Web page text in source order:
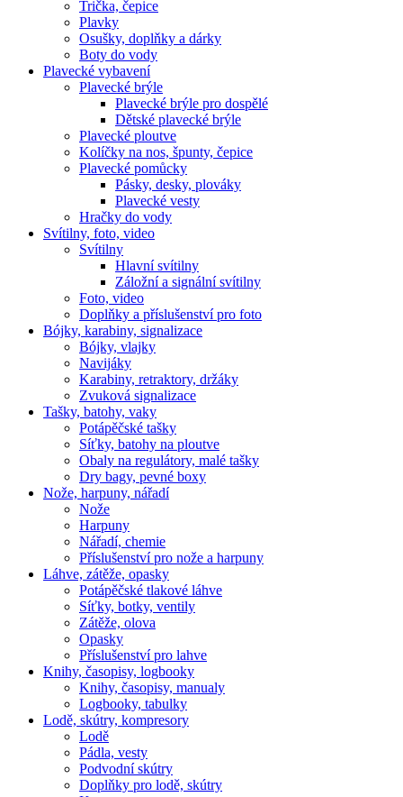
Trička, čepice
Plavky
Osušky, doplňky a dárky
Boty do vody
Plavecké vybavení
Plavecké brýle
Plavecké brýle pro dospělé
Dětské plavecké brýle
Plavecké ploutve
Kolíčky na nos, špunty, čepice
Plavecké pomůcky
Pásky, desky, plováky
Plavecké vesty
Hračky do vody
Svítilny, foto, video
Svítilny
Hlavní svítilny
Záložní a signální svítilny
Foto, video
Doplňky a příslušenství pro foto
Bójky, karabiny, signalizace
Bójky, vlajky
Navijáky
Karabiny, retraktory, držáky
Zvuková signalizace
Tašky, batohy, vaky
Potápěčské tašky
Síťky, batohy na ploutve
Obaly na regulátory, malé tašky
Dry bagy, pevné boxy
Nože, harpuny, nářadí
Nože
Harpuny
Nářadí, chemie
Příslušenství pro nože a harpuny
Láhve, zátěže, opasky
Potápěčské tlakové láhve
Síťky, botky, ventily
Zátěže, olova
Opasky
Příslušenství pro lahve
Knihy, časopisy, logbooky
Knihy, časopisy, manualy
Logbooky, tabulky
Lodě, skútry, kompresory
Lodě
Pádla, vesty
Podvodní skútry
Doplňky pro lodě, skútry